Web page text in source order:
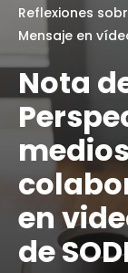
Reflexiones
Mensaje en
Nota
en
de